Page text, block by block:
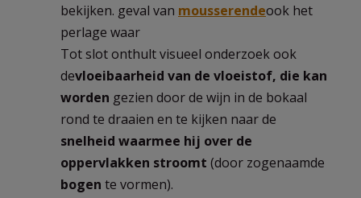
bekijken. geval van mousserendeook het
perlage waar
Tot slot onthult visueel onderzoek ook
devloeibaarheid van de vloeistof, die kan
worden gezien door de wijn in de bokaal
rond te draaien en te kijken naar de
snelheid waarmee hij over de
oppervlakken stroomt (door zogenaamde
bogen te vormen).